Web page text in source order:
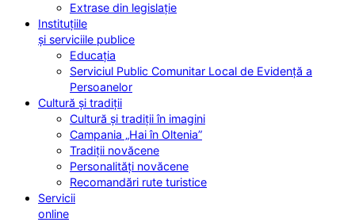
Extrase din legislație
Instituțiile
și serviciile publice
Educația
Serviciul Public Comunitar Local de Evidență a
Persoanelor
Cultură și tradiții
Cultură și tradiții în imagini
Campania „Hai în Oltenia”
Tradiții novăcene
Personalități novăcene
Recomandări rute turistice
Servicii
online